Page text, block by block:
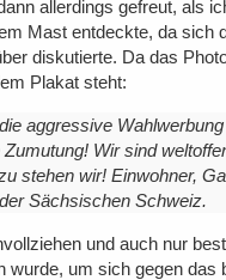
allerdings gefreut, als
Mast entdeckte, da sich
diskutierte. Da das
Plakat steht:
aggressive
Wir sind
stehen wir! Einwohner,
Sächsischen Schweiz.
und auch nur
wurde, um sich gegen das